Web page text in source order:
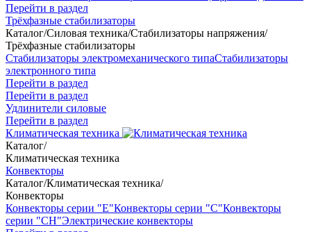
Перейти в раздел
Трёхфазные стабилизаторы
Каталог/Силовая техника/Стабилизаторы напряжения/
Трёхфазные стабилизаторы
Стабилизаторы электромеханического типаСтабилизаторы
электронного типа
Перейти в раздел
Перейти в раздел
Удлинители силовые
Перейти в раздел
Климатическая техника
Каталог/
Климатическая техника
Конвекторы
Каталог/Климатическая техника/
Конвекторы
Конвекторы серии "Е"Конвекторы серии "С"Конвекторы
серии "СН"Электрические конвекторы